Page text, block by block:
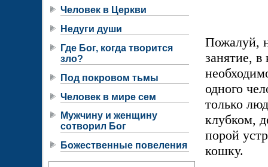
Пожалуй,
занятие,
одного
только
клубком,
порой
кошку.
Человек в Церкви
Недуги души
Где Бог, когда творится
зло?
Под покровом тьмы
Человек в мире сем
Мужчину и женщину
сотворил Бог
Божественные повеления